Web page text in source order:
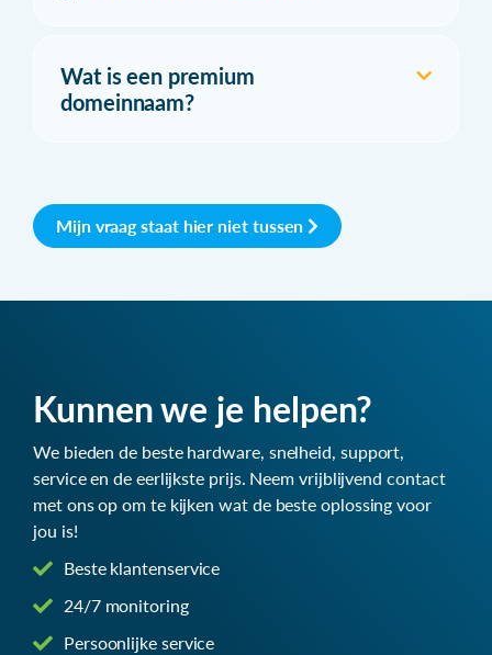
Wat is een premium
domeinnaam?
Mijn vraag staat hier niet tussen
Kunnen we je helpen?
We bieden de beste hardware, snelheid, support,
service en de eerlijkste prijs. Neem vrijblijvend contact
met ons op om te kijken wat de beste oplossing voor
jou is!
Beste klantenservice
24/7 monitoring
Persoonlijke service